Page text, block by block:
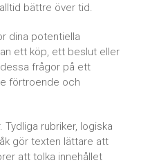
bättre över tid.
dina potentiella
ett köp, ett beslut eller
frågor på ett
förtroende och
rubriker, logiska
gör texten lättare att
att tolka innehållet